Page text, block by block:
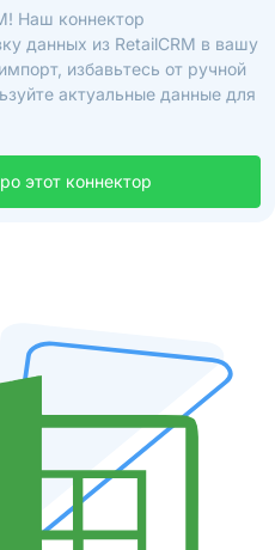
Наш коннектор
данных из RetailCRM в вашу
избавьтесь от ручной
актуальные данные для
этот коннектор